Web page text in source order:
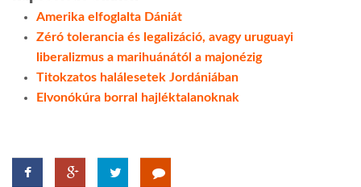
Amerika elfoglalta Dániát
Zéró tolerancia és legalizáció, avagy uruguayi
liberalizmus a marihuánától a majonézig
Titokzatos halálesetek Jordániában
Elvonókúra borral hajléktalanoknak